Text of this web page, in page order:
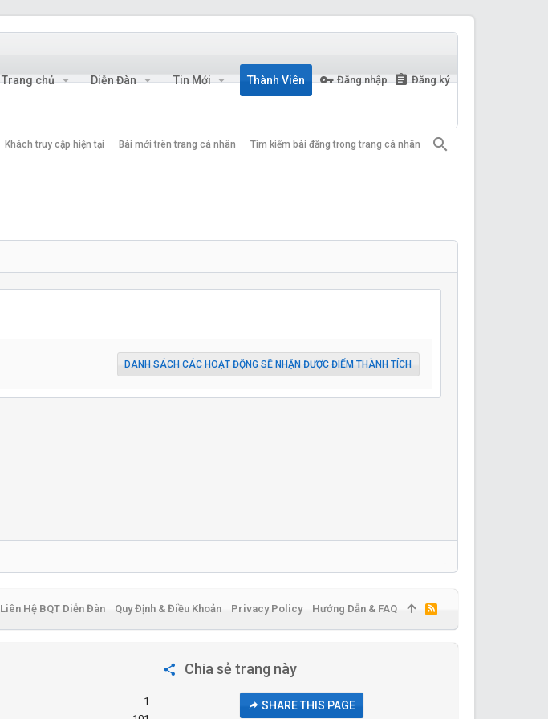
Trang chủ Diễn Đàn Tin Mới Thành Viên Đăng nhập Đăng ký
Khách truy cập hiện tại Bài mới trên trang cá nhân Tìm kiếm bài đăng trong trang cá nhân
DANH SÁCH CÁC HOẠT ĐỘNG SẼ NHẬN ĐƯỢC ĐIỂM THÀNH TÍCH
1
Chia sẻ trang này
SHARE THIS PAGE
Liên Hệ BQT Diễn Đàn Quy Định & Điều Khoản Privacy Policy Hướng Dẫn & FAQ
R
S
S